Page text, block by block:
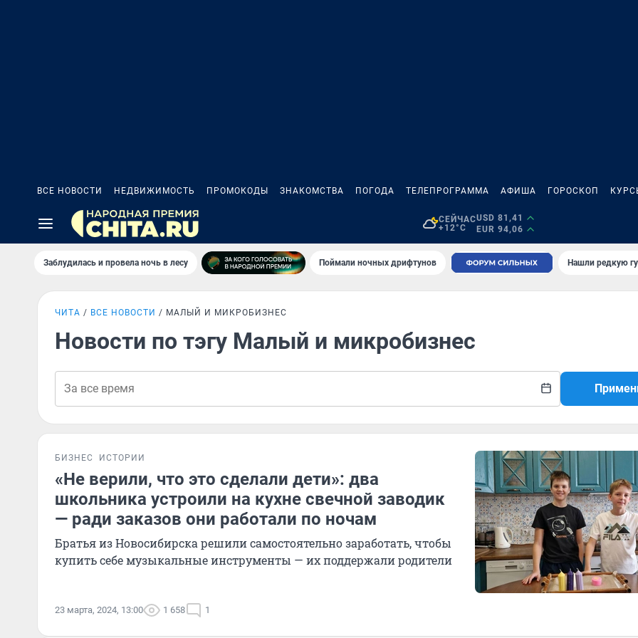
ВСЕ НОВОСТИ НЕДВИЖИМОСТЬ ПРОМОКОДЫ ЗНАКОМСТВА ПОГОДА ТЕЛЕПРОГРАММА АФИША ГОРОСКОП
СЕЙЧАС
+12°C
USD 81,41
EUR 94,06
Заблудилась и провела ночь в лесу Поймали ночных дрифтунов Нашли редкую
ЧИТА ВСЕ НОВОСТИ МАЛЫЙ И МИКРОБИЗНЕС
Новости по тэгу Малый и микробизнес
БИЗНЕС ИСТОРИИ
«Не верили, что это сделали дети»: два
школьника устроили на кухне свечной заводик
— ради заказов они работали по ночам
Братья из Новосибирска решили самостоятельно заработать, чтобы
купить себе музыкальные инструменты — их поддержали родители
23 марта, 2024, 13:00 1 658 1